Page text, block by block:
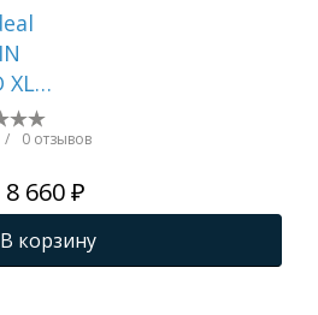
XL3
/ 0 отзывов
8 660 ₽
В корзину